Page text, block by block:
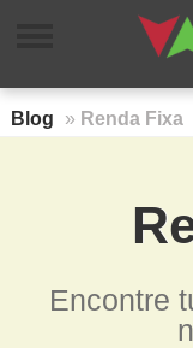
Blog » Renda Fixa
Encontre